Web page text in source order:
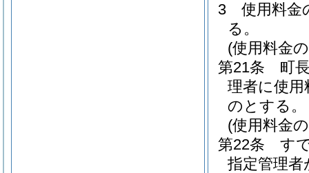
3
使用料金
る。
(使用料金
第21条
町
理者に使
のとする。
(使用料金
第22条
す
指定管理